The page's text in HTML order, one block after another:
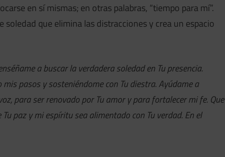
en sí mismas; en otras palabras, “tiempo para mí”.
que elimina las distracciones y crea un espacio
a buscar la verdadera soledad en Tu presencia.
pasos y sosteniéndome con Tu diestra. Ayúdame a
para ser renovado por Tu amor y para fortalecer mi fe. Que
paz y mi espíritu sea alimentado con Tu verdad. En el